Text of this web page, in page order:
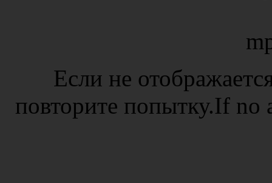
Если не
повторите попытку.If